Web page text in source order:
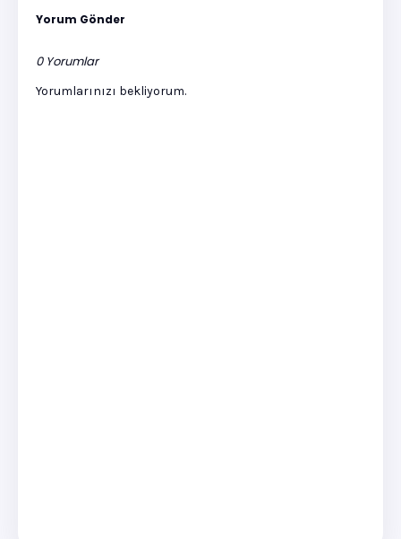
Yorum Gönder
0 Yorumlar
Yorumlarınızı bekliyorum.